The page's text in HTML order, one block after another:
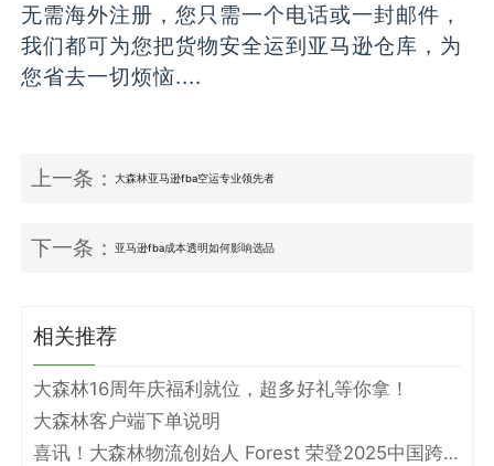
无需海外注册，您只需一个电话或一封邮件，
我们都可为您把货物安全运到亚马逊仓库，为
您省去一切烦恼....
上一条：大森林亚马逊fba空运专业领先者
下一条：亚马逊fba成本透明如何影响选品
相关推荐
大森林16周年庆福利就位，超多好礼等你拿！
大森林客户端下单说明
喜讯！大森林物流创始人 Forest 荣登2025中国跨境电商物流名人堂！